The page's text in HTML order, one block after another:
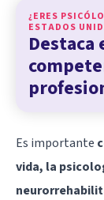
¿ERES
ESTADOS
Es importante
vida, la